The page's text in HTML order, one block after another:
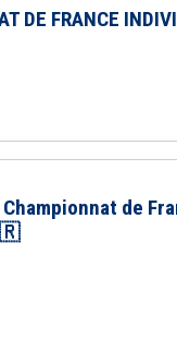
DE FRANCE
de